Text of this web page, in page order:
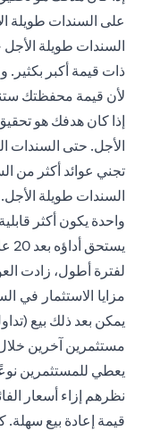
على السندات طويلة
السندات طويلة
ذات قيمة أكبر بكثير.
لأن قيمة محفظتك
إذا كان هدفك هو
تجني عوائد أكثر من
السندات طويلة
واحدة يكون أكثر
لفترة أطول، زادت
مزايا الاستثمار في
يمكن بعد ذلك بيع
مستثمرين آخرين
يعطي للمستثمرين
نظرهم إزاء أسعار
قيمة إعادة بيع سهلة.